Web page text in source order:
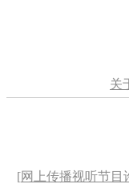
关
[网上传播视听节目